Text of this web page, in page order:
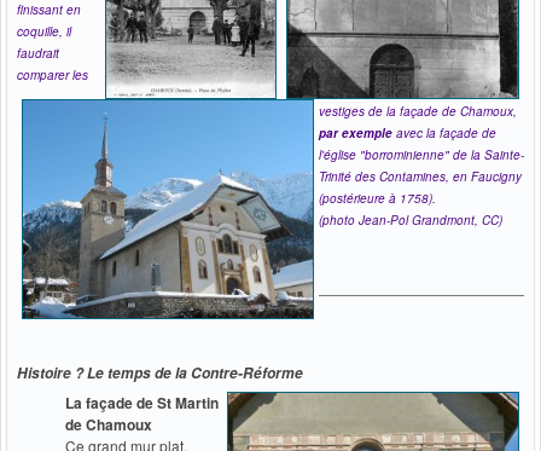
finissant en
coquille, il
faudrait
comparer les
vestiges de la façade de Chamoux,
par exemple avec la façade de
l'église "borrominienne" de la Sainte-
Trinité des Contamines, en Faucigny
(postérieure à 1758).
(photo Jean-Pol Grandmont, CC)
Histoire ? Le temps de la Contre-Réforme
La façade de St Martin
de Chamoux
Ce grand mur plat,